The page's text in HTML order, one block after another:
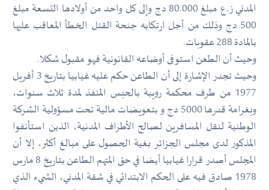
المدني ز.ع مبلغ 80.000 دج وإلى كل واحد من أولادها التسعة مبلغ
500 دج وذلك من أجل ارتكابه جنحة القتل الخطأ المعاقب عليها
بالمادة 288 عقوبات.
وحيث أن الطعن استوفى أوضاعه القانونية فهو مقبول شكلا.
وحيث تجدر الإشارة إلى أن الطاعن حكم عليه غيابيا بتاريخ 3 أفريل
1977 من طرف محكمة رويبة بالحبس المنفذ لمدة ثلاث سنوات،
وبغرامة قدرها 5000 دج و بتعويضات مالية تحت مسؤولية الشركة
الوطنية لنقل المسافرين لصالح الأطراف المدنية، الذين استأنفوا
المذكور لدى مجلس الجزائر بغية الحصول على مبالغ أكثر، إلا أن
المجلس أصدر قرارا غيابيا أيضا في حق المتهم الطاعن بتاريخ 8 مارس
1978 صادق فيه على الحكم الابتدائي في شقة المدني، الشيء الذي